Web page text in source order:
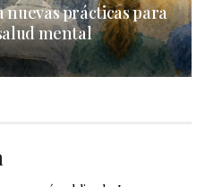
nuevas prácticas para
mental